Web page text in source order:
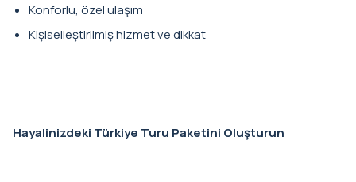
Konforlu, özel ulaşım
Kişiselleştirilmiş hizmet ve dikkat
Hayalinizdeki Türkiye Turu Paketini Oluşturun